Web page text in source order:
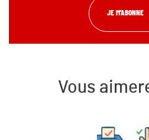
JE M'ABONNE
Vous